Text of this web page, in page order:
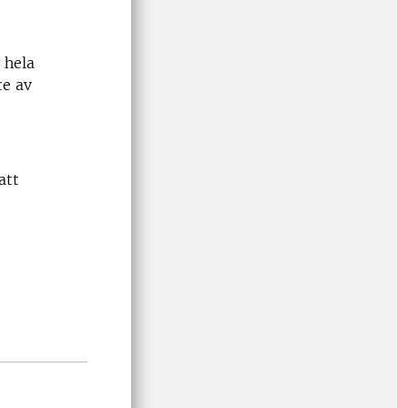
hela
av